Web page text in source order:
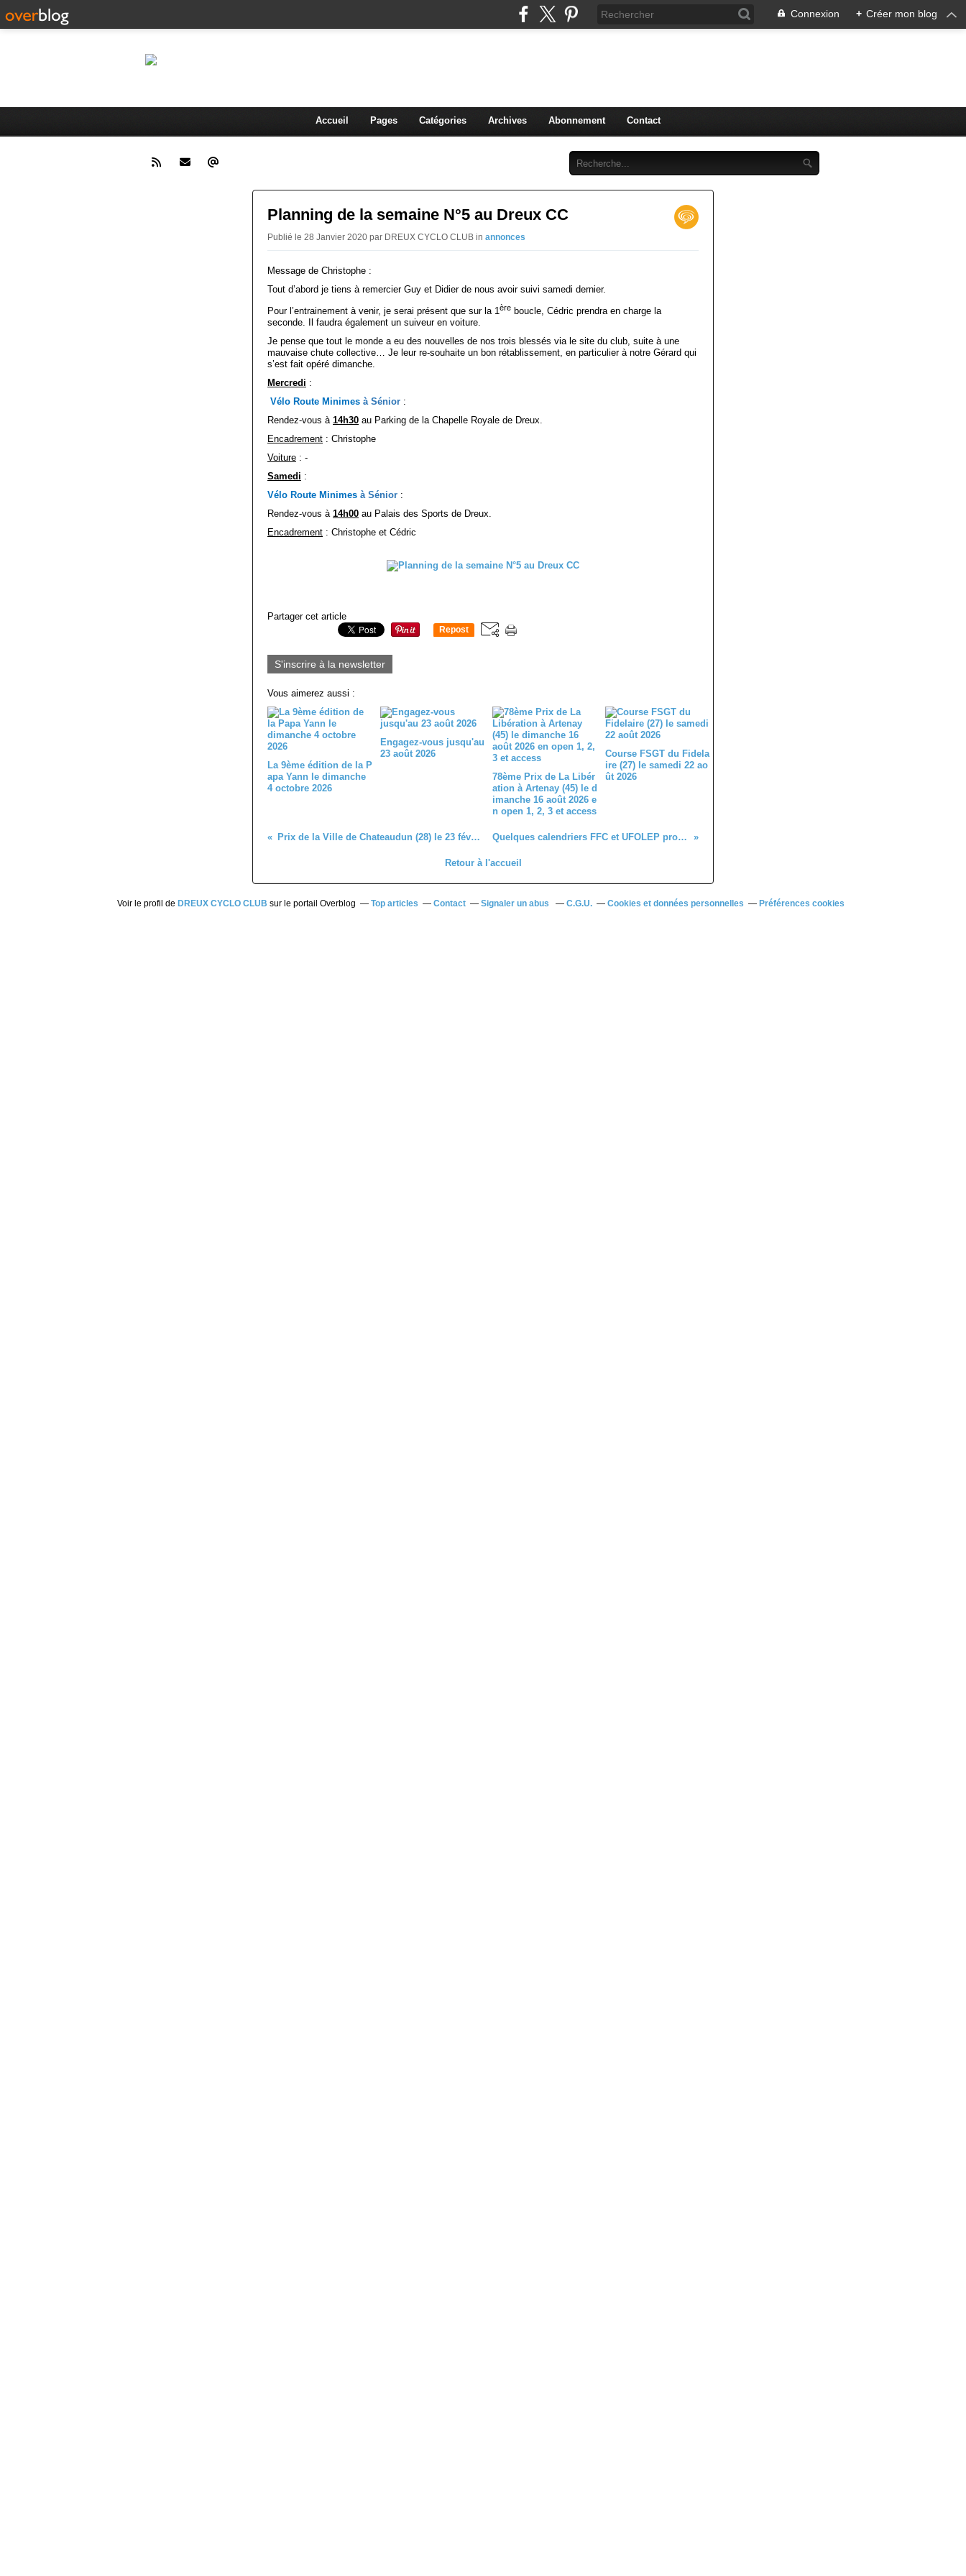
Connexion + Créer mon blog
Accueil Pages Catégories Archives Abonnement Contact
Planning de la semaine N°5 au Dreux CC
Publié le 28 Janvier 2020 par DREUX CYCLO CLUB in annonces
Message de Christophe :
Tout d’abord je tiens à remercier Guy et Didier de nous avoir suivi samedi dernier.
Pour l’entrainement à venir, je serai présent que sur la 1ère boucle, Cédric prendra en charge la
seconde. Il faudra également un suiveur en voiture.
Je pense que tout le monde a eu des nouvelles de nos trois blessés via le site du club, suite à une
mauvaise chute collective… Je leur re-souhaite un bon rétablissement, en particulier à notre Gérard qui
s’est fait opéré dimanche.
Mercredi :
Vélo Route Minimes à Sénior :
Rendez-vous à 14h30 au Parking de la Chapelle Royale de Dreux.
Encadrement : Christophe
Voiture : -
Samedi :
Vélo Route Minimes à Sénior :
Rendez-vous à 14h00 au Palais des Sports de Dreux.
Encadrement : Christophe et Cédric
Partager cet article
Repost
S'inscrire à la newsletter
Vous aimerez aussi :
La 9ème édition de la P
apa Yann le dimanche
4 octobre 2026
Engagez-vous jusqu'au
23 août 2026
78ème Prix de La Libér
ation à Artenay (45) le d
imanche 16 août 2026 e
n open 1, 2, 3 et access
Course FSGT du Fidela
ire (27) le samedi 22 ao
ût 2026
Prix de la Ville de Chateaudun (28) le 23 février 2020 Quelques calendriers FFC et UFOLEP provisoires
Retour à l'accueil
Voir le profil de DREUX CYCLO CLUB sur le portail Overblog Top articles Contact Signaler un abus C.G.U. Cookies et données personnelles Préférences cookies